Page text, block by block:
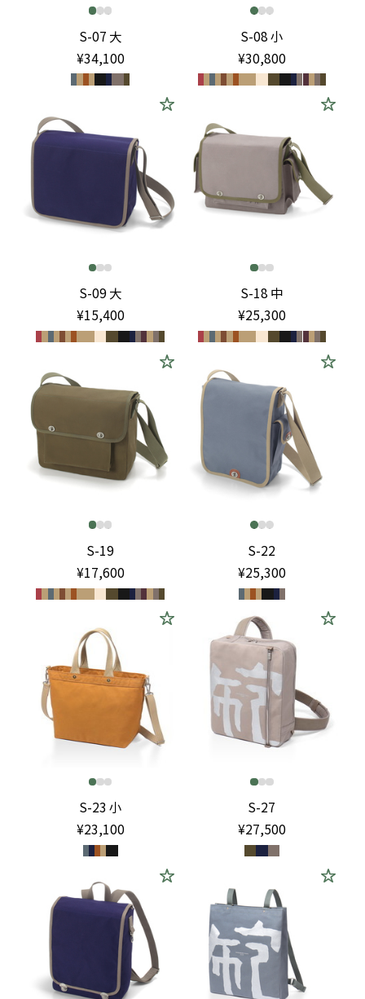
S-07 大
¥34,100
S-08 小
¥30,800
S-09 大
¥15,400
S-18 中
¥25,300
S-19
¥17,600
S-22
¥25,300
S-23 小
¥23,100
S-27
¥27,500